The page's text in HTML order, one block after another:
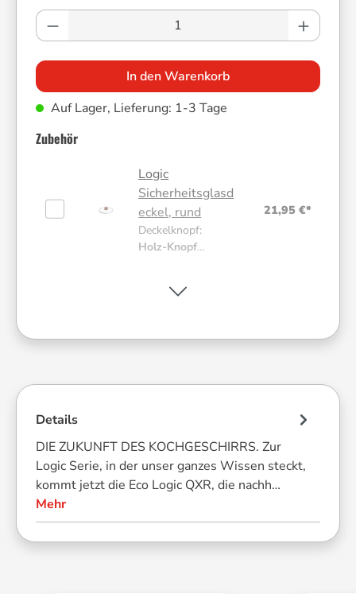
Produkt Anzahl: Gib den gewünschten
In den Warenkorb
Auf Lager, Lieferung: 1-3 Tage
Zubehör
Logic
Sicherheitsglasd
eckel, rund
Deckelknopf:
Holz-Knopf
21,95 €*
Set, 3-tlg.
Steam it
Multifunktionaler
Details
DIE ZUKUNFT DES KOCHGESCHIRRS. Zur
Logic Serie, in der unser ganzes Wissen steckt,
kommt jetzt die Eco Logic QXR, die nachh…
Mehr